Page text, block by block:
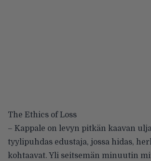
The Ethics of Loss
– Kappale on levyn pitkän kaavan
tyylipuhdas edustaja, jossa hidas,
kohtaavat. Yli seitsemän minuutin